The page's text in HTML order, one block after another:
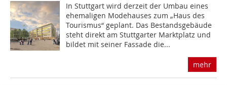
In Stuttgart wird derzeit der Umbau eines
ehemaligen Modehauses zum „Haus des
Tourismus“ geplant. Das Bestandsgebäude
steht direkt am Stuttgarter Marktplatz und
bildet mit seiner Fassade die...
mehr